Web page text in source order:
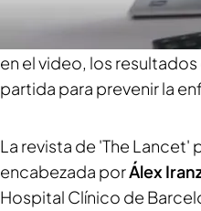
Clínico de Barcelona ha
trastornos del sueño.
en el video, los
partida para prevenir la
La revista de 'The Lancet'
encabezada porÁlex
Hospital Clínico de